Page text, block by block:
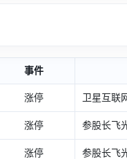
事件
涨停 卫星互联
涨停 参股长飞
涨停 参股长飞